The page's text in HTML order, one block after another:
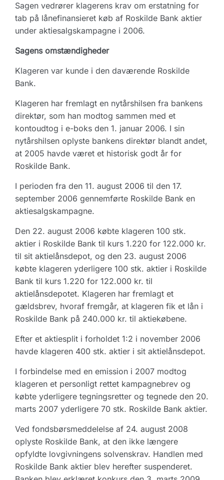
Sagen vedrører klagerens krav om erstatning for
tab på lånefinansieret køb af Roskilde Bank aktier
under aktiesalgskampagne i 2006.
Sagens omstændigheder
Klageren var kunde i den daværende Roskilde
Bank.
Klageren har fremlagt en nytårshilsen fra bankens
direktør, som han modtog sammen med et
kontoudtog i e-boks den 1. januar 2006. I sin
nytårshilsen oplyste bankens direktør blandt andet,
at 2005 havde været et historisk godt år for
Roskilde Bank.
I perioden fra den 11. august 2006 til den 17.
september 2006 gennemførte Roskilde Bank en
aktiesalgskampagne.
Den 22. august 2006 købte klageren 100 stk.
aktier i Roskilde Bank til kurs 1.220 for 122.000 kr.
til sit aktielånsdepot, og den 23. august 2006
købte klageren yderligere 100 stk. aktier i Roskilde
Bank til kurs 1.220 for 122.000 kr. til
aktielånsdepotet. Klageren har fremlagt et
gældsbrev, hvoraf fremgår, at klageren fik et lån i
Roskilde Bank på 240.000 kr. til aktiekøbene.
Efter et aktiesplit i forholdet 1:2 i november 2006
havde klageren 400 stk. aktier i sit aktielånsdepot.
I forbindelse med en emission i 2007 modtog
klageren et personligt rettet kampagnebrev og
købte yderligere tegningsretter og tegnede den 20.
marts 2007 yderligere 70 stk. Roskilde Bank aktier.
Ved fondsbørsmeddelelse af 24. august 2008
oplyste Roskilde Bank, at den ikke længere
opfyldte lovgivningens solvenskrav. Handlen med
Roskilde Bank aktier blev herefter suspenderet.